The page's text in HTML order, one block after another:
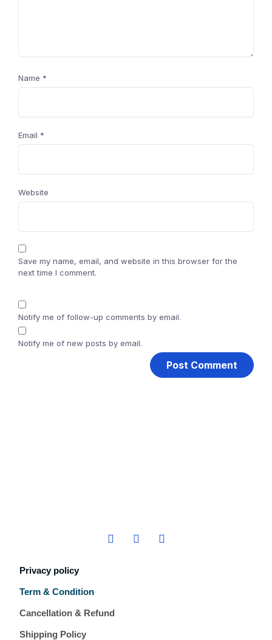
Name *
Email *
Website
Save my name, email, and website in this browser for the
next time I comment.
Notify me of follow-up comments by email.
Notify me of new posts by email.
Privacy policy
Term & Condition
Cancellation & Refund
Shipping Policy